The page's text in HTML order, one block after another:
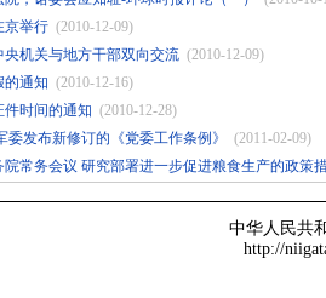
京举行 (2010-12-09)
机关与地方干部双向交流 (2010-12-09)
的通知 (2010-12-16)
件时间的通知 (2010-12-28)
委发布新修订的《党委工作条例》
(2011-02-09)
常务会议 研究部署进一步促进粮食生产的政策
中华人民共
http://